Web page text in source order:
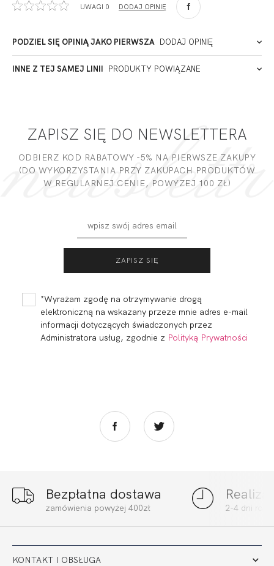
90-057
Polska
ADRES PUNKTU KONTAKTOWEGO
UWAGI 0 DODAJ OPINIĘ
PODZIEL SIĘ OPINIĄ JAKO PIERWSZA DODAJ OPINIĘ
Miałeś już kontakt z naszym produktem? Zostaw opinię
INNE Z TEJ SAMEJ LINII PRODUKTY POWIĄZANE
199,99 60,00 zł 264,99
MADERA BODY
POMARAŃCZ
MADERA FIGI
ZAPISZ SIĘ DO NEWSLETTERA
ODBIERZ KOD RABATOWY -5% NA PIERWSZE ZAKUPY
(DO WYKORZYSTANIA PRZY ZAKUPACH PRODUKTÓW
W REGULARNEJ CENIE, POWYZEJ 100 ZŁ)
*Wyrażam zgodę na otrzymywanie drogą
elektroniczną na wskazany przeze mnie adres e-mail
informacji dotyczących świadczonych przez
Administratora usług, zgodnie z Polityką Prywatności
Bezpłatna dostawa
zamówienia powyżej 400zł 2-4 dni
KONTAKT I OBSŁUGA